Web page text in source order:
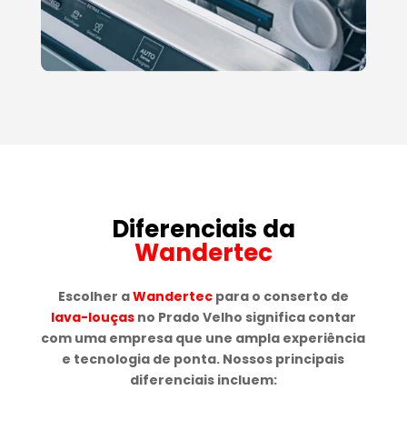
Diferenciais da
Wandertec
Escolher aWandertecpara o conserto de
lava-louçasno Prado Velho significa contar
com uma empresa que une ampla experiência
e tecnologia de ponta. Nossos principais
diferenciais incluem: